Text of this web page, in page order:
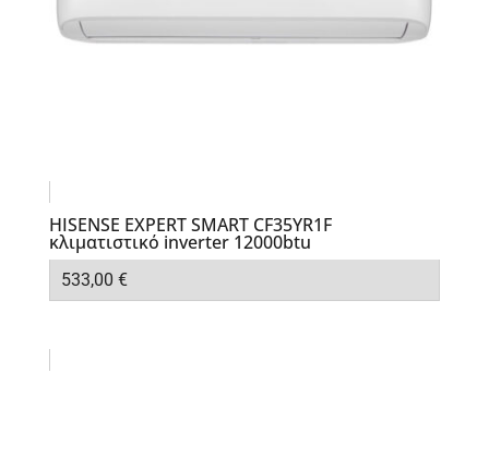
HISENSE EXPERT SMART CF35YR1F
κλιματιστικό inverter 12000btu
533,00 €